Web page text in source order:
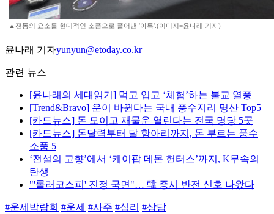
▲전통의 요소롤 현대적인 소품으로 풀어낸 '아록'.(이미지=윤나래 기자)
윤나래 기자yunyun@etoday.co.kr
관련 뉴스
[윤나래의 세대읽기] 먹고 입고 ‘체험’하는 불교 열풍
[Trend&Bravo] 운이 바뀐다는 국내 풍수지리 명산 Top5
[카드뉴스] 돈 모이고 재물운 열린다는 전국 명당 5곳
[카드뉴스] 돈달력부터 달 항아리까지, 돈 부르는 풍수
소품 5
‘전설의 고향’에서 ‘케이팝 데몬 헌터스’까지, K무속의
탄생
"'롤러코스피' 진정 국면"… 韓 증시 반전 신호 나왔다
#운세박람회 #운세 #사주 #심리 #상담